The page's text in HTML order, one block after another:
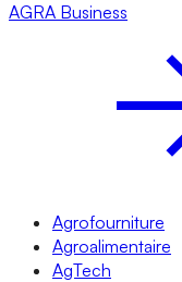
AGRA Business
Agrofourniture
Agroalimentaire
AgTech